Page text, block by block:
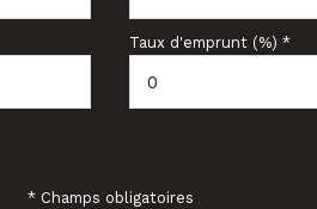
Taux d'emprunt (%) *
* Champs obligatoires